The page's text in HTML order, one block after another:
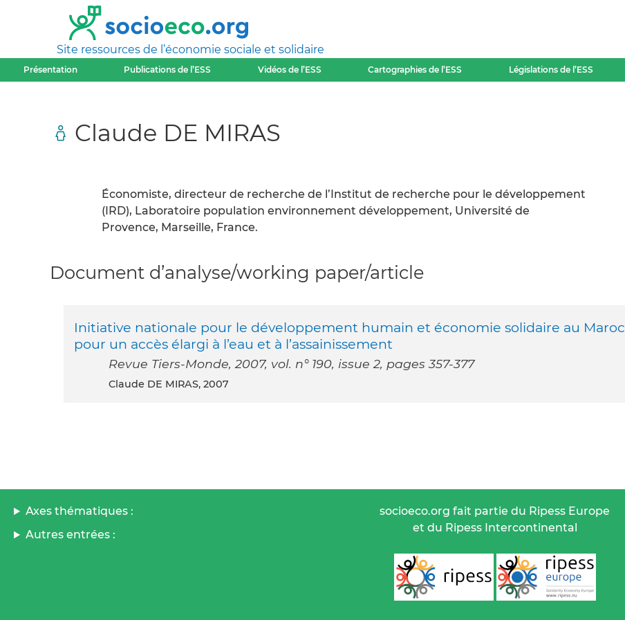
Site ressources de l’économie sociale et solidaire
Présentation Publications de l’ESS Vidéos de l’ESS Cartographies de l’ESS Législations de l’ESS
Claude DE MIRAS
Économiste, directeur de recherche de l’Institut de recherche pour le développement
(IRD), Laboratoire population environnement développement, Université de
Provence, Marseille, France.
Document d’analyse/working paper/article
Initiative nationale pour le développement humain et économie solidaire au Maroc
pour un accès élargi à l’eau et à l’assainissement
Revue Tiers-Monde, 2007, vol. n° 190, issue 2, pages 357-377
Claude DE MIRAS, 2007
Axes thématiques :
Autres entrées :
socioeco.org fait partie du Ripess Europe
et du Ripess Intercontinental